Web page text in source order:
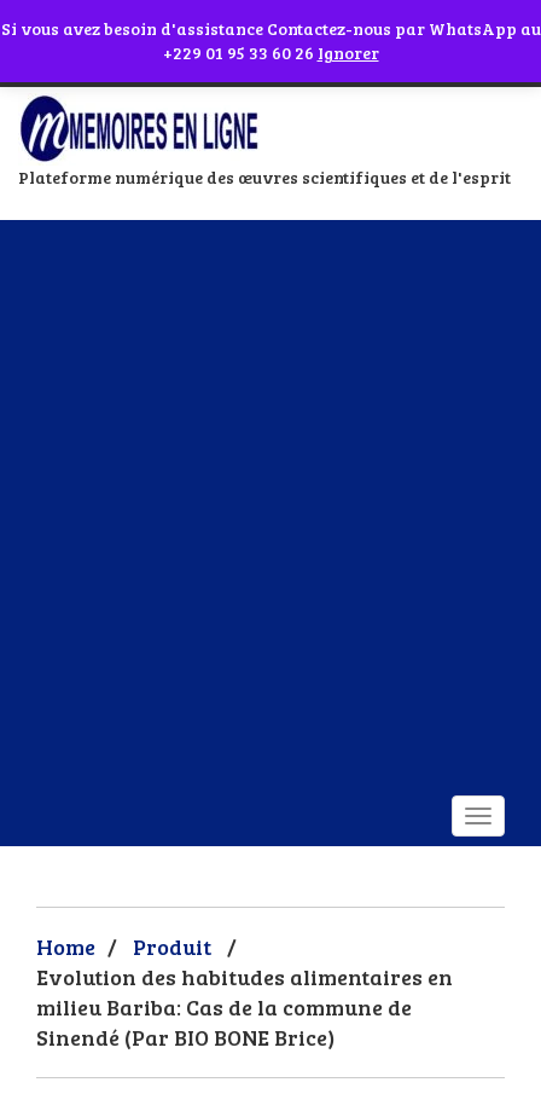
Abonnes toi à notre chaîne WhatsApp en cliquant sur l'icône en face
Plateforme numérique des œuvres scientifiques et de l'esprit
Home / Produit /
Evolution des habitudes alimentaires en
milieu Bariba: Cas de la commune de
Sinendé (Par BIO BONE Brice)
Si vous avez besoin d'assistance Contactez-nous par WhatsApp au
+229 01 95 33 60 26 Ignorer